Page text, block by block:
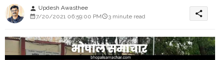
person Updesh Awasthee
7/20/2021 06:59:00 PM
3 minute read share